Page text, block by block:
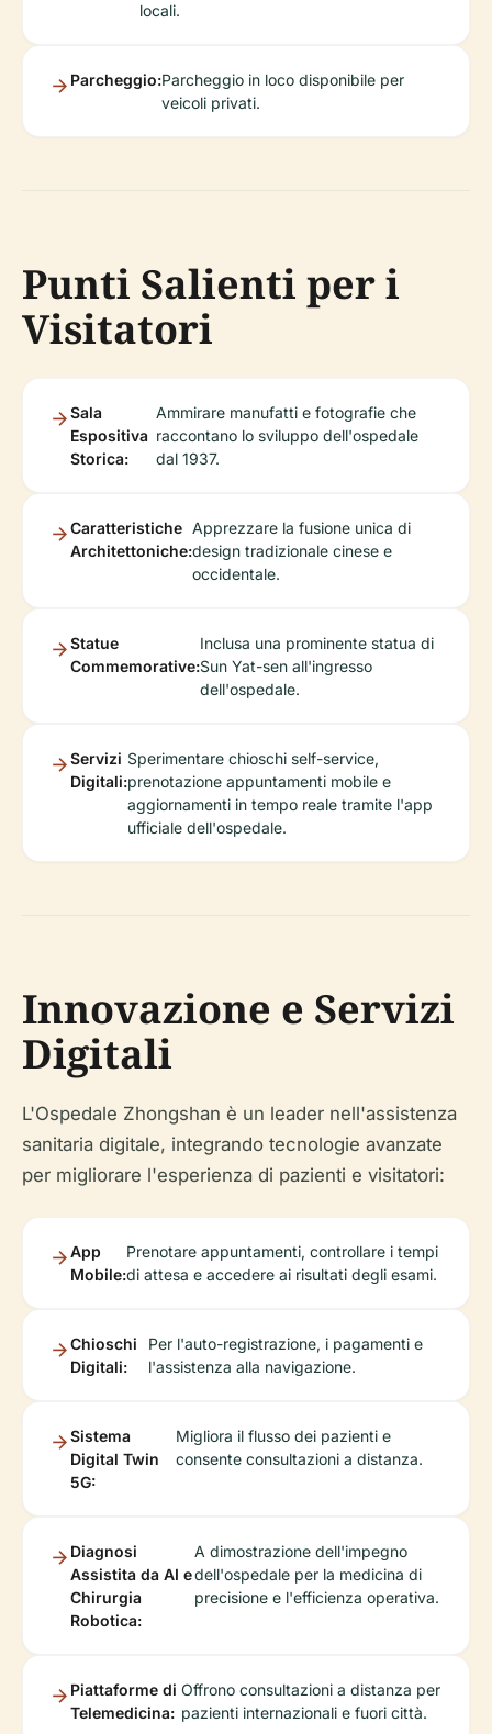
locali.
Parcheggio:Parcheggio in loco disponibile per
veicoli privati.
Punti Salienti per i
Visitatori
Sala
Espositiva
Storica:
Ammirare manufatti e fotografie che
raccontano lo sviluppo dell'ospedale
dal 1937.
Caratteristiche
Architettoniche:
Apprezzare la fusione unica di
design tradizionale cinese e
occidentale.
Statue
Commemorative:
Inclusa una prominente statua di
Sun Yat-sen all'ingresso
dell'ospedale.
Servizi
Digitali:
Sperimentare chioschi self-service,
prenotazione appuntamenti mobile e
aggiornamenti in tempo reale tramite l'app
ufficiale dell'ospedale.
Innovazione e Servizi
Digitali
L'Ospedale Zhongshan è un leader nell'assistenza
sanitaria digitale, integrando tecnologie avanzate
per migliorare l'esperienza di pazienti e visitatori:
App
Mobile:
Prenotare appuntamenti, controllare i tempi
di attesa e accedere ai risultati degli esami.
Chioschi
Digitali:
Per l'auto-registrazione, i pagamenti e
l'assistenza alla navigazione.
Sistema
Digital Twin
5G:
Migliora il flusso dei pazienti e
consente consultazioni a distanza.
Diagnosi
Assistita da AI e
Chirurgia
Robotica:
A dimostrazione dell'impegno
dell'ospedale per la medicina di
precisione e l'efficienza operativa.
Piattaforme di
Telemedicina:
Offrono consultazioni a distanza per
pazienti internazionali e fuori città.